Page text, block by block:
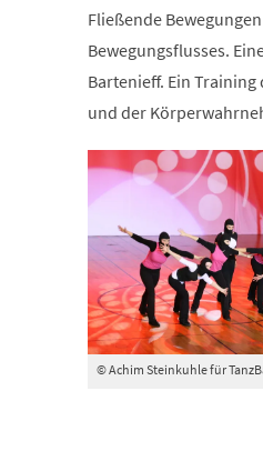
Fließende
Bewegungsflusses.
Bartenieff. Ein
und der
© Achim Steinkuhle für